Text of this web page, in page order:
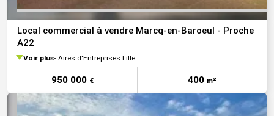
Local commercial à vendre Marcq-en-Baroeul - Proche
A22
Voir plus Aires d'Entreprises Lille
950 000 € 400 m²